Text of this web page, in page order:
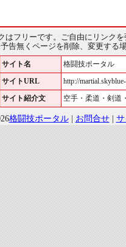
はフリーです。ご自由にリンク
告無くページを削除、変更する
サイト名 格闘技ポータル
サイトURL http://
サイト紹介文 空手・柔道・剣道
格闘技ポータル| お問合せ|